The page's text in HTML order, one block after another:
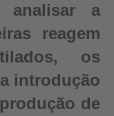
analisar a
reagem
os
introdução
de